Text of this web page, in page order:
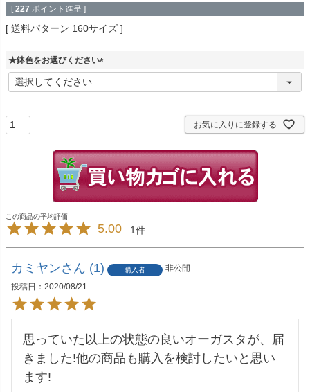
[ 227 ポイント進呈 ]
送料パターン 160サイズ
★鉢色をお選びください
(
お気に入りに登録する
5.00 1
カミヤン 1 購入者
非公開
投稿日
2020/08/21
思っていた以上の状態の良いオーガスタが、届
きました!他の商品も購入を検討したいと思い
ます!